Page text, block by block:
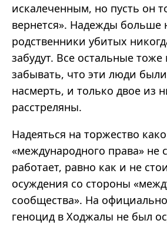
искалеченным, но пусть он
вернется». Надежды больше
родственники убитых
забудут. Все остальные
забывать, что эти люди
насмерть, и только двое из
расстреляны.
Надеяться на торжество
«международного права» не
работает, равно как и не
осуждения со стороны
сообщества». На
геноцид в Ходжалы не был